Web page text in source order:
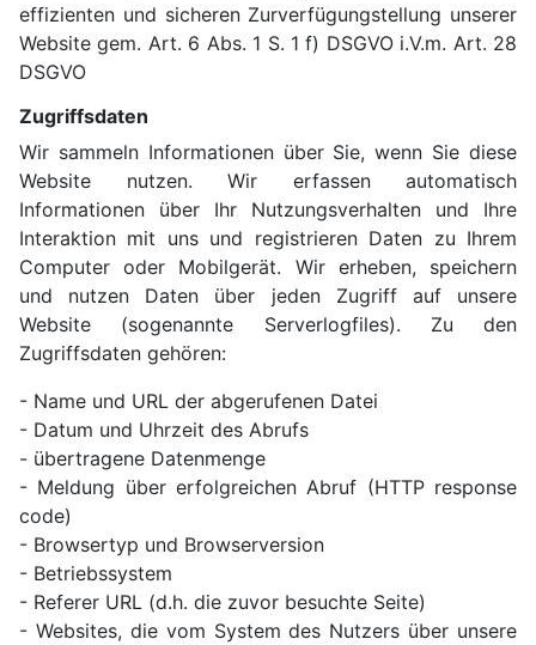
effizienten und sicheren Zurverfügungstellung unserer
Website gem. Art. 6 Abs. 1 S. 1 f) DSGVO i.V.m. Art. 28
DSGVO
Zugriffsdaten
Wir sammeln Informationen über Sie, wenn Sie diese
Website nutzen. Wir erfassen automatisch
Informationen über Ihr Nutzungsverhalten und Ihre
Interaktion mit uns und registrieren Daten zu Ihrem
Computer oder Mobilgerät. Wir erheben, speichern
und nutzen Daten über jeden Zugriff auf unsere
Website (sogenannte Serverlogfiles). Zu den
Zugriffsdaten gehören:
- Name und URL der abgerufenen Datei
- Datum und Uhrzeit des Abrufs
- übertragene Datenmenge
- Meldung über erfolgreichen Abruf (HTTP response
code)
- Browsertyp und Browserversion
- Betriebssystem
- Referer URL (d.h. die zuvor besuchte Seite)
- Websites, die vom System des Nutzers über unsere